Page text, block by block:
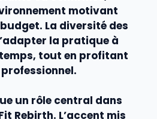
motivant
La diversité des
la pratique à
tout en profitant
professionnel.
un rôle central dans
Rebirth. L’accent mis